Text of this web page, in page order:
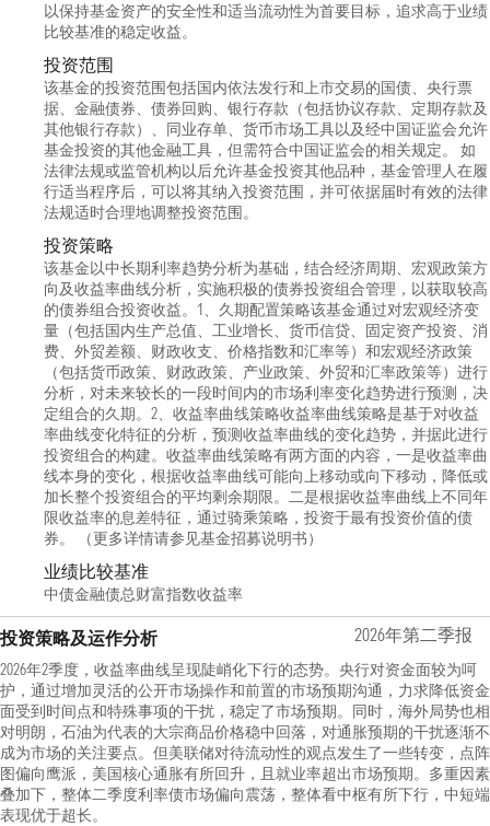
以保持基金资产的安全性和适当流动性为首要目标，追求高于业绩
比较基准的稳定收益。
投资范围
该基金的投资范围包括国内依法发行和上市交易的国债、央行票
据、金融债券、债券回购、银行存款（包括协议存款、定期存款及
其他银行存款）、同业存单、货币市场工具以及经中国证监会允许
基金投资的其他金融工具，但需符合中国证监会的相关规定。 如
法律法规或监管机构以后允许基金投资其他品种，基金管理人在履
行适当程序后，可以将其纳入投资范围，并可依据届时有效的法律
法规适时合理地调整投资范围。
投资策略
该基金以中长期利率趋势分析为基础，结合经济周期、宏观政策方
向及收益率曲线分析，实施积极的债券投资组合管理，以获取较高
的债券组合投资收益。1、久期配置策略该基金通过对宏观经济变
量（包括国内生产总值、工业增长、货币信贷、固定资产投资、消
费、外贸差额、财政收支、价格指数和汇率等）和宏观经济政策
（包括货币政策、财政政策、产业政策、外贸和汇率政策等）进行
分析，对未来较长的一段时间内的市场利率变化趋势进行预测，决
定组合的久期。2、收益率曲线策略收益率曲线策略是基于对收益
率曲线变化特征的分析，预测收益率曲线的变化趋势，并据此进行
投资组合的构建。收益率曲线策略有两方面的内容，一是收益率曲
线本身的变化，根据收益率曲线可能向上移动或向下移动，降低或
加长整个投资组合的平均剩余期限。二是根据收益率曲线上不同年
限收益率的息差特征，通过骑乘策略，投资于最有投资价值的债
券。 （更多详情请参见基金招募说明书）
业绩比较基准
中债金融债总财富指数收益率
投资策略及运作分析 2026年第二季报
2026年2季度，收益率曲线呈现陡峭化下行的态势。央行对资金面较为呵
护，通过增加灵活的公开市场操作和前置的市场预期沟通，力求降低资金
面受到时间点和特殊事项的干扰，稳定了市场预期。同时，海外局势也相
对明朗，石油为代表的大宗商品价格稳中回落，对通胀预期的干扰逐渐不
成为市场的关注要点。但美联储对待流动性的观点发生了一些转变，点阵
图偏向鹰派，美国核心通胀有所回升，且就业率超出市场预期。多重因素
叠加下，整体二季度利率债市场偏向震荡，整体看中枢有所下行，中短端
表现优于超长。